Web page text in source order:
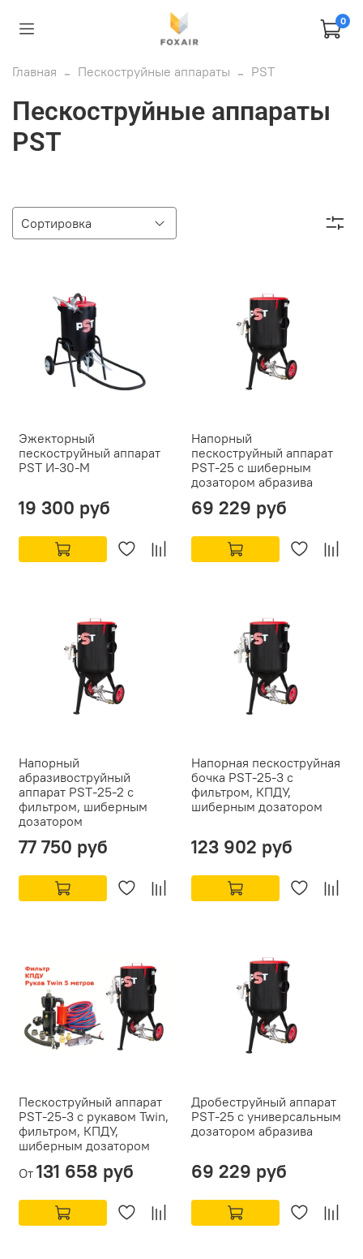
0
Главная Пескоструйные аппараты PST
Пескоструйные аппараты
PST
Эжекторный
пескоструйный аппарат
PST И-30-М
19 300 руб
Напорный
пескоструйный аппарат
PST-25 с шиберным
дозатором абразива
69 229 руб
Напорный
абразивоструйный
аппарат PST-25-2 с
фильтром, шиберным
дозатором
77 750 руб
Напорная пескоструйная
бочка PST-25-3 с
фильтром, КПДУ,
шиберным дозатором
123 902 руб
Пескоструйный аппарат
PST-25-3 с рукавом Twin,
фильтром, КПДУ,
шиберным дозатором
От 131 658 руб
Дробеструйный аппарат
PST-25 с универсальным
дозатором абразива
69 229 руб